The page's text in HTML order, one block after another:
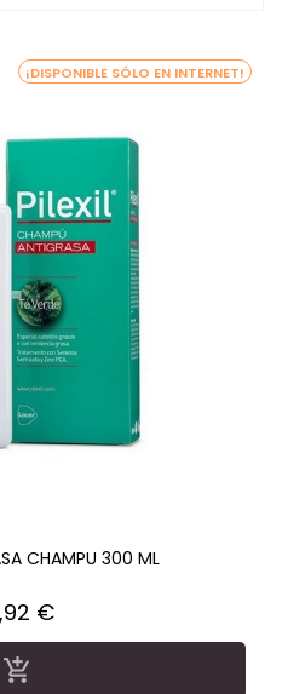
¡DISPONIBLE SÓLO EN INTERNET!
CHAMPU 300 ML
€
